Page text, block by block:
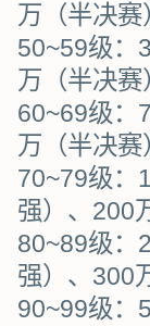
万（半决
50~59级：
万（半决
60~69级：
万（半决
70~79级：
强）、200
80~89级：
强）、300
90~99级：